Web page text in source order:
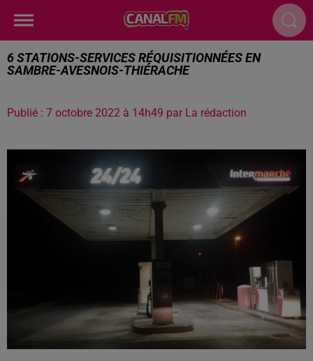
6 STATIONS-SERVICES RÉQUISITIONNÉES EN
SAMBRE-AVESNOIS-THIÉRACHE
Publié : 7 octobre 2022 à 14h49 par La rédaction